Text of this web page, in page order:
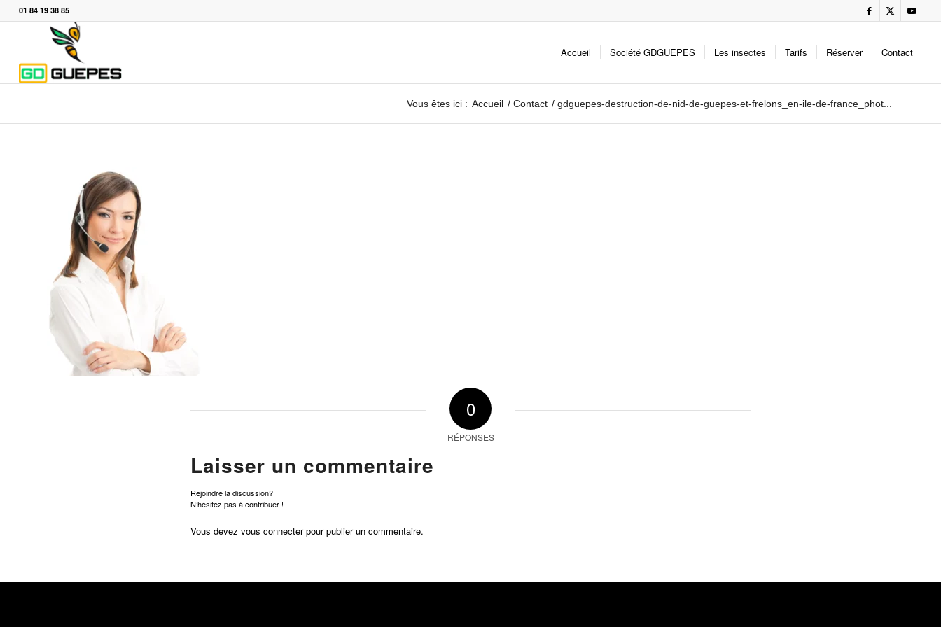
01 84 19 38 85
Accueil Société GDGUEPES Les insectes Tarifs Réserver Contact
Vous êtes ici : Accueil / Contact / gdguepes-destruction-de-nid-de-guepes-et-frelons_en-ile-de-france_phot...
0
RÉPONSES
Laisser un commentaire
Rejoindre la discussion?
N’hésitez pas à contribuer !
Vous devez vous connecterpour publier un commentaire.